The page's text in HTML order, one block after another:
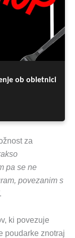
za
pa se ne
povezanim s
.
ki povezuje
poudarke znotraj